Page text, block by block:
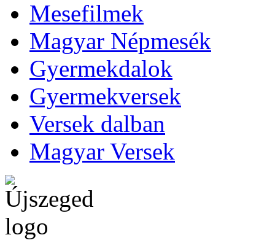
Mesefilmek
Magyar Népmesék
Gyermekdalok
Gyermekversek
Versek dalban
Magyar Versek